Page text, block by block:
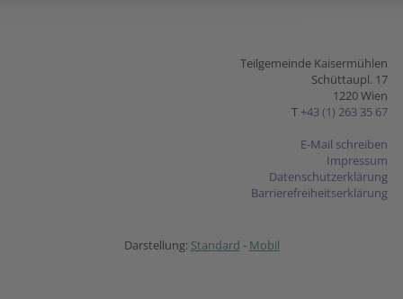
Teilgemeinde Kaisermühlen
Schüttaupl. 17
1220 Wien
T +43 (1) 263 35 67
E-Mail schreiben
Impressum
Datenschutzerklärung
Barrierefreiheitserklärung
Darstellung: Standard - Mobil